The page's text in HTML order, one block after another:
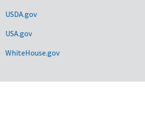
USDA.gov
USA.gov
WhiteHouse.gov